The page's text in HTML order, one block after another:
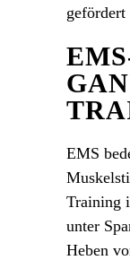
EMS
Training
unter
Heben